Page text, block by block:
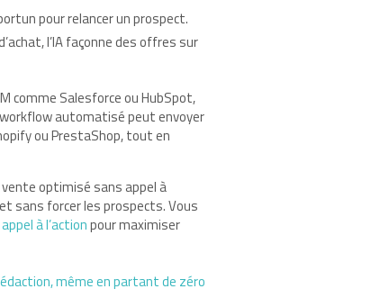
pour relancer un prospect.
l’IA façonne des offres sur
comme Salesforce ou HubSpot,
automatisé peut envoyer
ou PrestaShop, tout en
optimisé sans appel à
sans forcer les prospects. Vous
à l’actionpour maximiser
même en partant de zéro